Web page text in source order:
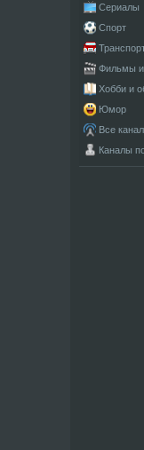
Сериалы
Спорт
Фильмы и
Хобби и
Юмор
Все
Каналы